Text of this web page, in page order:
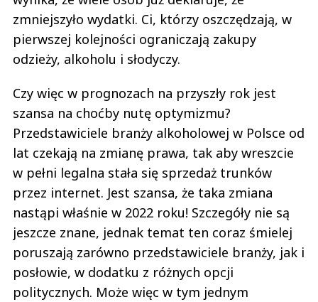
zmniejszyło wydatki. Ci, którzy oszczędzają, w
pierwszej kolejności ograniczają zakupy
odzieży, alkoholu i słodyczy.
Czy więc w prognozach na przyszły rok jest
szansa na choćby nutę optymizmu?
Przedstawiciele branży alkoholowej w Polsce od
lat czekają na zmianę prawa, tak aby wreszcie
w pełni legalna stała się sprzedaż trunków
przez internet. Jest szansa, że taka zmiana
nastąpi właśnie w 2022 roku! Szczegóły nie są
jeszcze znane, jednak temat ten coraz śmielej
poruszają zarówno przedstawiciele branży, jak i
posłowie, w dodatku z różnych opcji
politycznych. Może więc w tym jednym